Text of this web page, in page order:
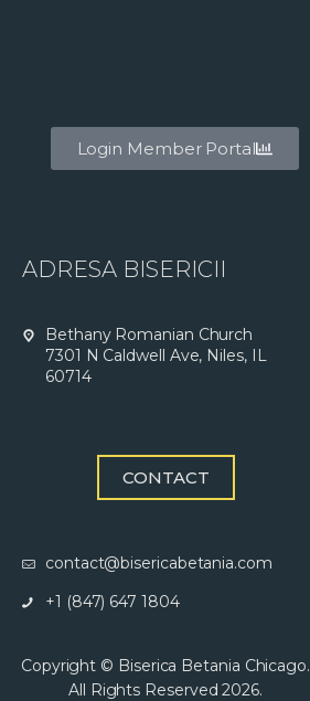
Login Member Portal
ADRESA BISERICII
Bethany Romanian Church
7301 N Caldwell Ave, Niles, IL
60714
CONTACT
contact@bisericabetania.com
+1 (847) 647 1804
Copyright © Biserica Betania Chicago.
All Rights Reserved 2026.